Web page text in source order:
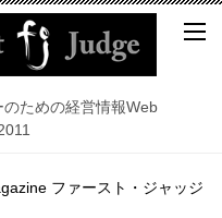
ための経営情報Web
ファースト・ジャッジ